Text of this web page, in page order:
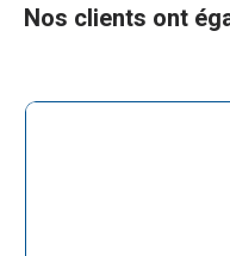
Nos clients ont